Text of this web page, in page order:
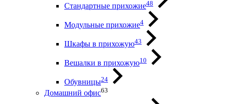
Стандартные прихожие48
Модульные прихожие4
Шкафы в прихожую43
Вешалки в прихожую10
Обувницы24
Домашний офис63